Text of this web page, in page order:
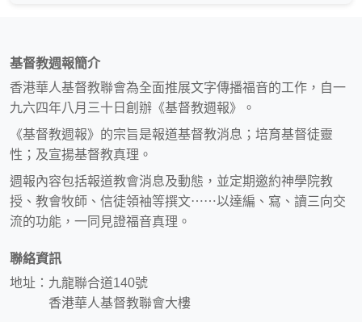
基督教週報簡介
香港華人基督教聯會為全面推展文字傳播福音的工作，自一
九六四年八月三十日創辦《基督教週報》。
《基督教週報》的宗旨是報道基督教消息；培育基督徒靈
性；及宣揚基督教真理。
週報內容包括報道教會消息及動態，並定期邀約神學院教
授、教會牧師、信徒領袖等撰文⋯⋯以達編、寫、讀三向交
流的功能，一同見證福音真理。
聯絡資訊
地址：九龍聯合道140號
香港華人基督教聯會大樓